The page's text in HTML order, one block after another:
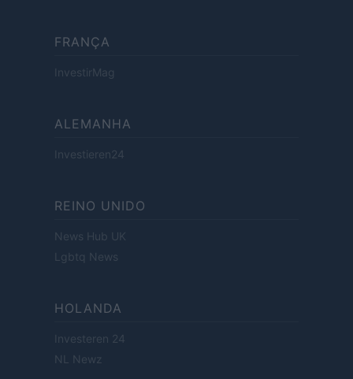
FRANÇA
InvestirMag
ALEMANHA
Investieren24
REINO UNIDO
News Hub UK
Lgbtq News
HOLANDA
Investeren 24
NL Newz